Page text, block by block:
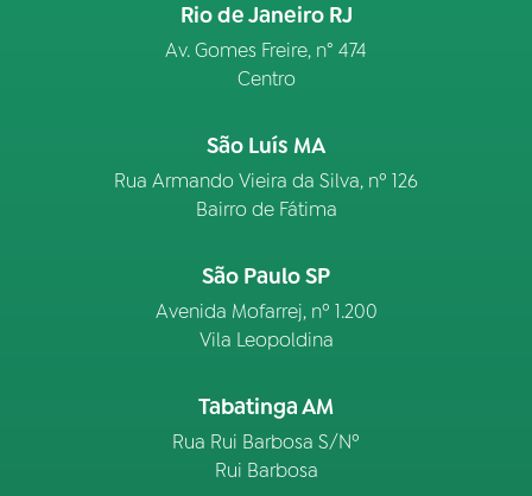
Rio de Janeiro RJ
Av. Gomes Freire, n° 474
Centro
São Luís MA
Rua Armando Vieira da Silva, nº 126
Bairro de Fátima
São Paulo SP
Avenida Mofarrej, nº 1.200
Vila Leopoldina
Tabatinga AM
Rua Rui Barbosa S/Nº
Rui Barbosa